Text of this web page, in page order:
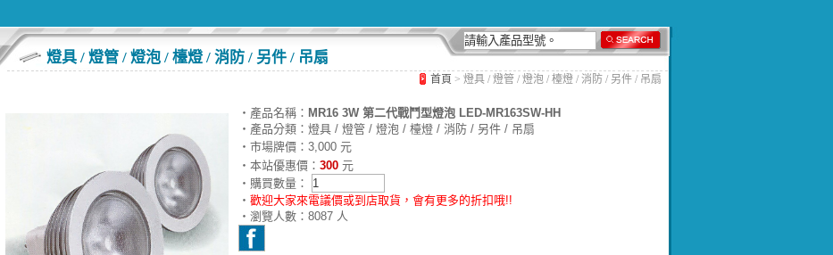
燈具 / 燈管 / 燈泡 / 檯燈 / 消防 / 另件 / 吊扇
首頁 > 燈具 / 燈管 / 燈泡 / 檯燈 / 消防 / 另件 / 吊扇
‧產品名稱： MR16 3W 第二代戰鬥型燈泡 LED-MR163SW-HH
‧產品分類：燈具 / 燈管 / 燈泡 / 檯燈 / 消防 / 另件 / 吊扇
‧市場牌價：3,000 元
‧本站優惠價： 300 元
‧購買數量：
‧ 歡迎大家來電議價或到店取貨，會有更多的折扣哦!!
‧瀏覽人數：8087 人